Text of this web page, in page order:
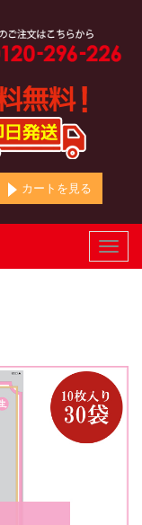
カートを見る
Toggle